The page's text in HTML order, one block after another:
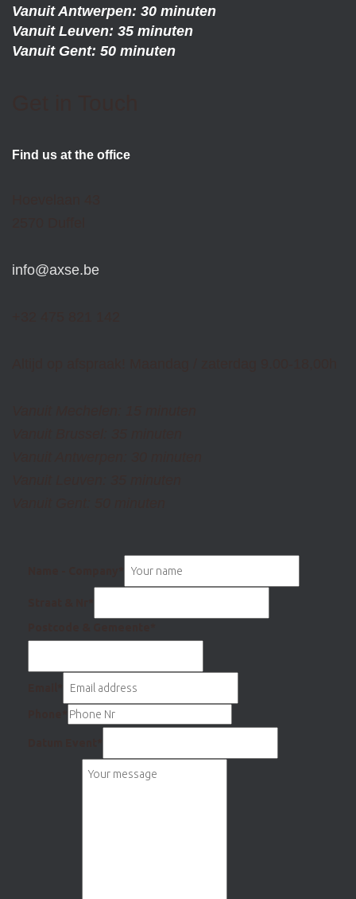
Vanuit Antwerpen: 30 minuten
Vanuit Leuven: 35 minuten
Vanuit Gent: 50 minuten
Find us at the office
info@axse.be